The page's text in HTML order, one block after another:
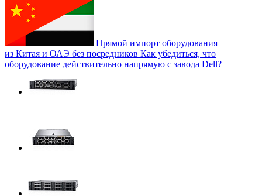
Прямой импорт оборудования
из Китая и ОАЭ без посредников Как убедиться, что
оборудование действительно напрямую с завода Dell?